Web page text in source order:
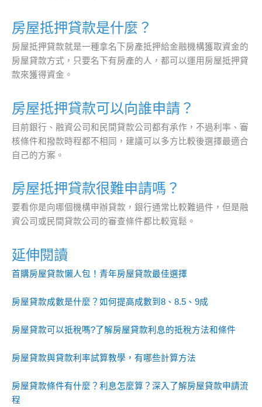
房屋抵押貸款是什麼？
房屋抵押貸款就是一種拿名下房產抵押給金融機構獲取資金的
房屋貸款方式，只要名下有房產的人，都可以運用房屋抵押貸
款來獲得資金。
房屋抵押貸款可以向誰申請？
目前銀行、融資公司和民間貸款公司都有承作，不過利率、審
核條件和撥款時程都不相同，建議可以多方比較後選擇最適合
自己的方案。
房屋抵押貸款很難申請嗎？
要看你是向哪個機構申辦貸款，銀行通常比較難過件，但是融
資公司或民間貸款公司的審查條件都比較寬鬆。
延伸閱讀
首購房屋貸款懶人包！青年房屋貸款最佳選擇
房屋貸款成數是什麼？如何提高成數到8、8.5、9成
房屋貸款可以抵稅嗎?了解房屋貸款利息的抵稅方法和條件
房屋貸款與貸款利率試算教學，有哪些計算方法
房屋貸款條件有什麼？利息怎麼算？深入了解房屋貸款申請流
程